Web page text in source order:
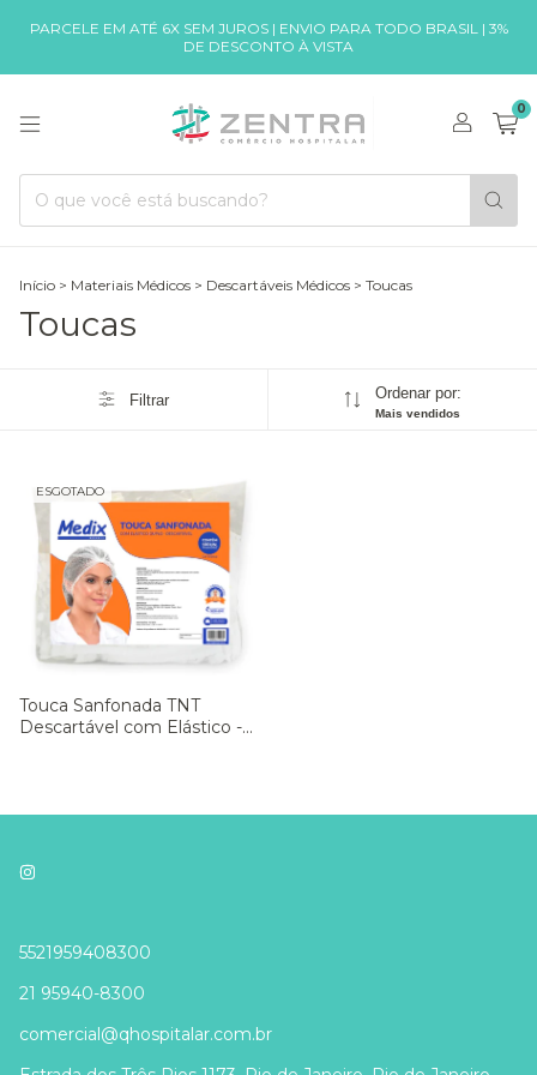
PARCELE EM ATÉ 6X SEM JUROS | ENVIO PARA TODO BRASIL | 3%
DE DESCONTO À VISTA
0
Início > Materiais Médicos > Descartáveis Médicos > Toucas
Toucas
Filtrar Ordenar por:
Mais vendidos
ESGOTADO
Touca Sanfonada TNT
Descartável com Elástico -
5521959408300
21 95940-8300
comercial@qhospitalar.com.br